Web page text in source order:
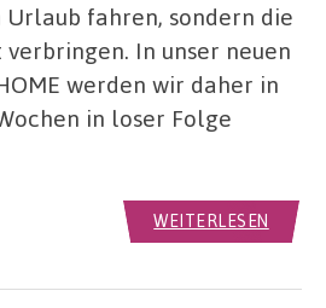
Urlaub fahren, sondern die
In unser neuen
werden wir daher in
in loser Folge
WEITERLESEN